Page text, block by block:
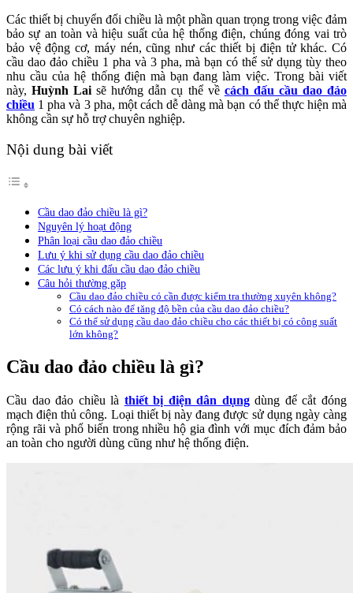
Các thiết bị chuyển đổi chiều là một phần quan trọng trong việc đảm
bảo sự an toàn và hiệu suất của hệ thống điện, chúng đóng vai trò
bảo vệ động cơ, máy nén, cũng như các thiết bị điện tử khác. Có
cầu dao đảo chiều 1 pha và 3 pha, mà bạn có thể sử dụng tùy theo
nhu cầu của hệ thống điện mà bạn đang làm việc. Trong bài viết
này,Huỳnh Lai sẽ hướng dẫn cụ thể về cách đấu cầu dao đảo
chiều 1 pha và 3 pha, một cách dễ dàng mà bạn có thể thực hiện mà
không cần sự hỗ trợ chuyên nghiệp.
Nội dung bài viết
Cầu dao đảo chiều là gì?
Nguyên lý hoạt động
Phân loại cầu dao đảo chiều
Lưu ý khi sử dụng cầu dao đảo chiều
Các lưu ý khi đấu cầu dao đảo chiều
Câu hỏi thường gặp
Cầu dao đảo chiều có cần được kiểm tra thường xuyên không?
Có cách nào để tăng độ bền của cầu dao đảo chiều?
Có thể sử dụng cầu dao đảo chiều cho các thiết bị có công suất
lớn không?
Cầu dao đảo chiều là gì?
Cầu dao đảo chiều là thiết bị điện dân dụngdùng để cắt đóng
mạch điện thủ công. Loại thiết bị này đang được sử dụng ngày càng
rộng rãi và phổ biến trong nhiều hộ gia đình với mục đích đảm bảo
an toàn cho người dùng cũng như hệ thống điện.